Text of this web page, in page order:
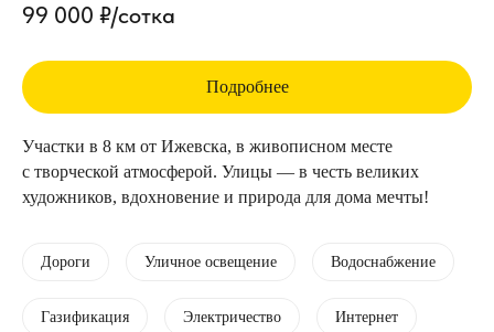
99 000 ₽/сотка
Участки в 8 км от Ижевска, в живописном месте
с творческой атмосферой. Улицы — в честь великих
художников, вдохновение и природа для дома мечты!
Дороги Уличное освещение Водоснабжение
Газификация Электричество Интернет
Подробнее